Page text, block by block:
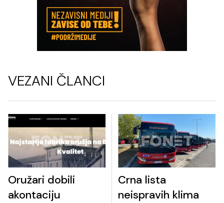
VEZANI ČLANCI
Oružari dobili
akontaciju
Crna lista
neispravih klima